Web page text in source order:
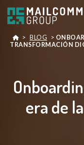
> BLOG >
TRANSFORMACIÓN
era de